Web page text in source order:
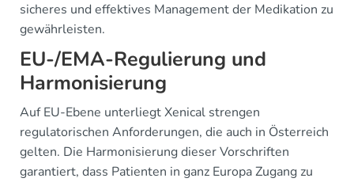
sicheres und effektives Management der Medikation zu
gewährleisten.
EU-/EMA-Regulierung und
Harmonisierung
Auf EU-Ebene unterliegt Xenical strengen
regulatorischen Anforderungen, die auch in Österreich
gelten. Die Harmonisierung dieser Vorschriften
garantiert, dass Patienten in ganz Europa Zugang zu